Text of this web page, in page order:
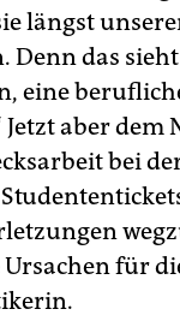
längst
Denn das
eine
aber dem
bei
für